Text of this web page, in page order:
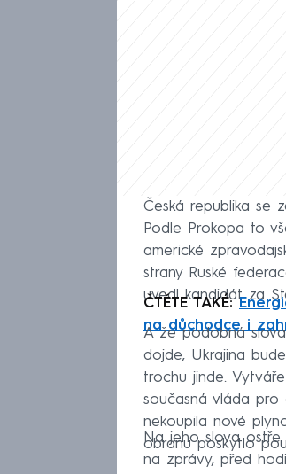
Česká republika se
Podle Prokopa to
americké
strany Ruské
uvedl kandidát za
ČTĚTE TAKÉ:
na důchodce i
A že podobná
dojde, Ukrajina
trochu jinde.
současná vláda pro
nekoupila nové
obranu poskytlo
Na jeho slova ostře
na zprávy, před